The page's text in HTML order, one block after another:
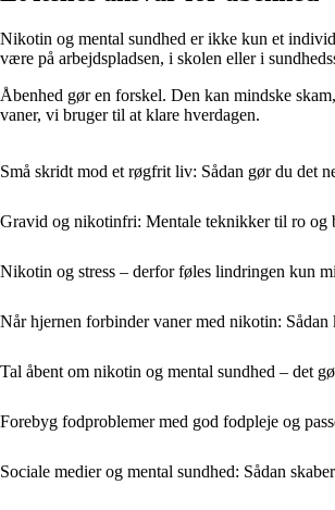
Nikotin og mental sundhed er ikke kun et
være på arbejdspladsen, i skolen eller i
Åbenhed gør en forskel. Den kan mindske
vaner, vi bruger til at klare hverdagen.
Små skridt mod et røgfrit liv: Sådan gør du det
Gravid og nikotinfri: Mentale teknikker til ro og
Nikotin og stress – derfor føles lindringen kun
Når hjernen forbinder vaner med nikotin: Sådan
Tal åbent om nikotin og mental sundhed – det
Forebyg fodproblemer med god fodpleje og
Sociale medier og mental sundhed: Sådan